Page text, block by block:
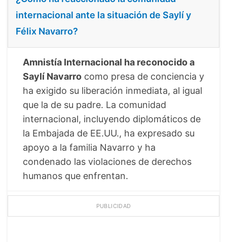
internacional ante la situación de Saylí y
Félix Navarro?
Amnistía Internacional ha reconocido a
Saylí Navarro como presa de conciencia y
ha exigido su liberación inmediata, al igual
que la de su padre. La comunidad
internacional, incluyendo diplomáticos de
la Embajada de EE.UU., ha expresado su
apoyo a la familia Navarro y ha
condenado las violaciones de derechos
humanos que enfrentan.
PUBLICIDAD